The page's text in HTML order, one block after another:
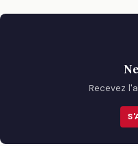
Recevez